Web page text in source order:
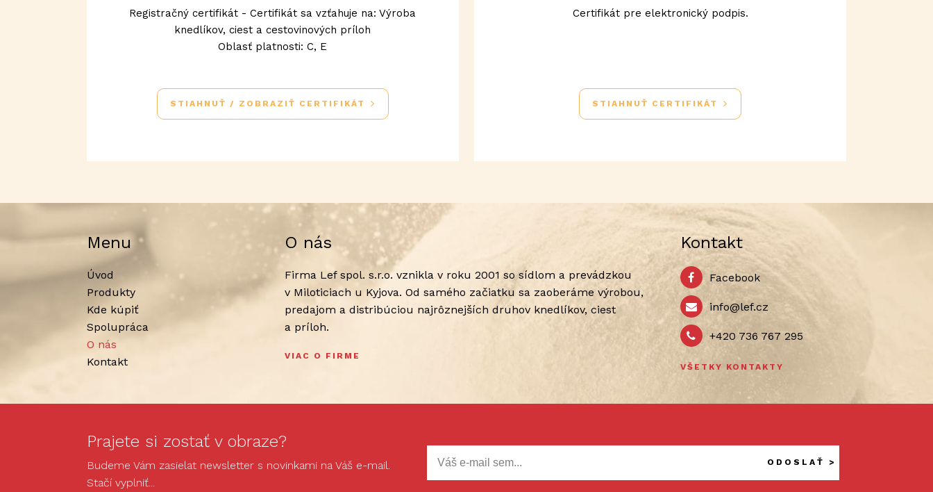
Registračný certifikát - Certifikát sa vzťahuje na: Výroba
knedlíkov, ciest a cestovinových príloh
Oblasť platnosti: C, E
STIAHNUŤ / ZOBRAZIŤ CERTIFIKÁT
Certifikát pre elektronický podpis.
STIAHNUŤ CERTIFIKÁT
Menu
Úvod
Produkty
Kde kúpiť
Spolupráca
O nás
Kontakt
O nás
Firma Lef spol. s.r.o. vznikla v roku 2001 so sídlom a prevádzkou
v Miloticiach u Kyjova. Od samého začiatku sa zaoberáme výrobou,
predajom a distribúciou najrôznejších druhov knedlíkov, ciest
a príloh.
VIAC O FIRME
Kontakt
Facebook
info@lef.cz
+420 736 767 295
VŠETKY KONTAKTY
Prajete si zostať v obraze?
Budeme Vám zasielat newsletter s novinkami na Váš e-mail.
Stačí vyplniť...